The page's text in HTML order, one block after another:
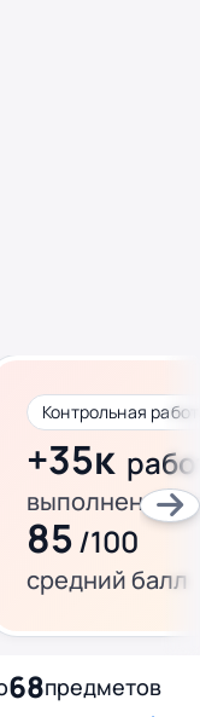
+35к
выполнено за
85/100
средний балл
68предметов